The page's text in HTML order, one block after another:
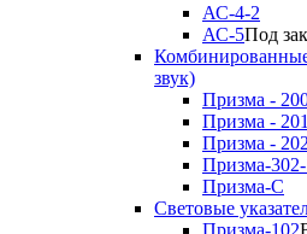
АС-4-2
АС-5Под
звук)
Призма -
Призма - 201
Призма - 202
Призма-
Призма-С
Световые
Призма-102